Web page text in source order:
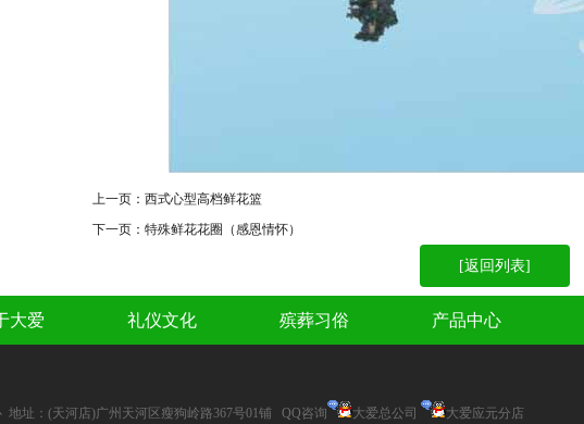
上一页： 西式心型高档鲜花篮
下一页： 特殊鲜花花圈（感恩情怀）
[返回列表]
大爱 礼仪文化 殡葬习俗 产品中心
地址：(天河店)广州天河区瘦狗岭路367号01铺 QQ咨询 大爱总公司 大爱应元分店